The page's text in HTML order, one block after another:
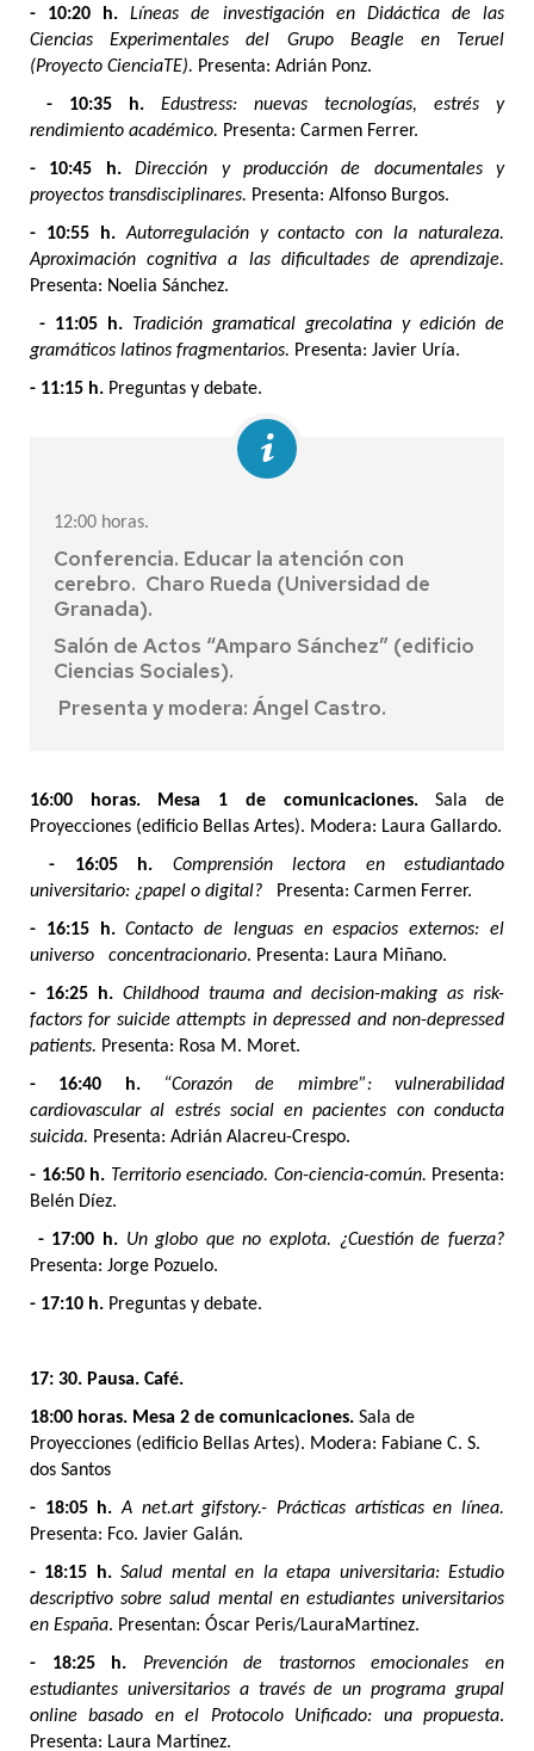
- 10:20 h.Líneas de investigación en Didáctica de las
Ciencias Experimentales del Grupo Beagle en Teruel
(Proyecto CienciaTE). Presenta: Adrián Ponz.
- 10:35 h. Edustress: nuevas tecnologías, estrés y
rendimiento académico. Presenta: Carmen Ferrer.
- 10:45 h.Dirección y producción de documentales y
proyectos transdisciplinares. Presenta: Alfonso Burgos.
- 10:55 h.Autorregulación y contacto con la naturaleza.
Aproximación cognitiva a las dificultades de aprendizaje.
Presenta: Noelia Sánchez.
- 11:05 h. Tradición gramatical grecolatina y edición de
gramáticos latinos fragmentarios. Presenta: Javier Uría.
- 11:15 h. Preguntas y debate.
12:00 horas.
Conferencia. Educar la atención con
cerebro. Charo Rueda (Universidad de
Granada).
Salón de Actos “Amparo Sánchez” (edificio
Ciencias Sociales).
Presenta y modera: Ángel Castro.
16:00 horas. Mesa 1 de comunicaciones.Sala de
Proyecciones (edificio Bellas Artes). Modera: Laura Gallardo.
- 16:05 h. Comprensión lectora en estudiantado
universitario: ¿papel o digital?
Presenta: Carmen Ferrer.
- 16:15 h.Contacto de lenguas en espacios externos: el
universo concentracionario. Presenta: Laura Miñano.
- 16:25 h. Childhood trauma and decision-making as risk-
factors for suicide attempts in depressed and non-depressed
patients. Presenta: Rosa M. Moret.
- 16:40 h.
“Corazón de mimbre”: vulnerabilidad
cardiovascular al estrés social en pacientes con conducta
suicida. Presenta: Adrián Alacreu-Crespo.
- 16:50 h. Territorio esenciado. Con-ciencia-común. Presenta:
Belén Díez.
- 17:00 h. Un globo que no explota. ¿Cuestión de fuerza?
Presenta: Jorge Pozuelo.
- 17:10 h. Preguntas y debate.
17: 30. Pausa. Café.
18:00 horas. Mesa 2 de comunicaciones. Sala de
Proyecciones (edificio Bellas Artes). Modera: Fabiane C. S.
dos Santos
- 18:05 h. A net.art gifstory.- Prácticas artísticas en línea.
Presenta: Fco. Javier Galán.
- 18:15 h.Salud mental en la etapa universitaria: Estudio
descriptivo sobre salud mental en estudiantes universitarios
en España. Presentan: Óscar Peris/LauraMartínez.
- 18:25 h. Prevención de trastornos emocionales en
estudiantes universitarios a través de un programa grupal
online basado en el Protocolo Unificado: una propuesta.
Presenta: Laura Martínez.